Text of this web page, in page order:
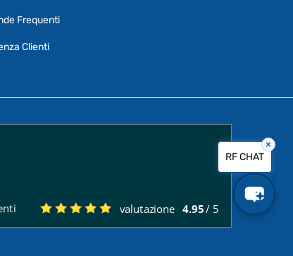
Frequenti
Clienti
valutazione 4.95/ 5
prodotto
RF CHAT
×